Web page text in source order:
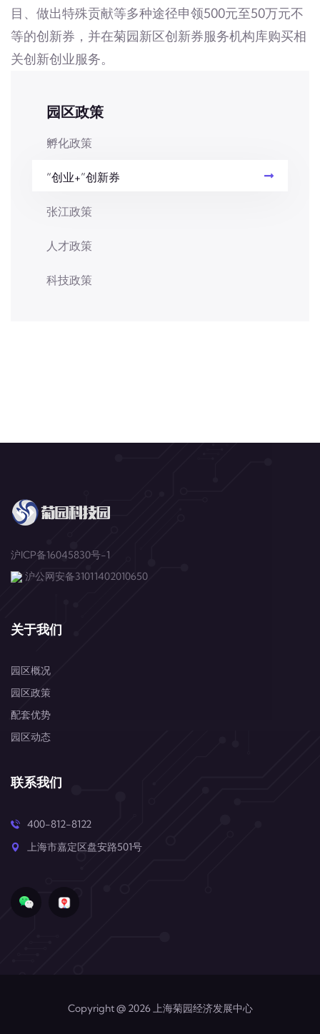
目、做出特殊贡献等多种途径申领500元至50万元不
等的创新券，并在菊园新区创新券服务机构库购买相
关创新创业服务。
园区政策
孵化政策
“创业+”创新券
张江政策
人才政策
科技政策
沪ICP备16045830号-1
沪公网安备31011402010650
关于我们
园区概况
园区政策
配套优势
园区动态
联系我们
400-812-8122
上海市嘉定区盘安路501号
Copyright @ 2026 上海菊园经济发展中心